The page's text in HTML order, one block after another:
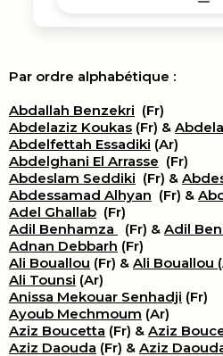
Par ordre alphabétique :
Abdallah Benzekri (Fr)
Abdelaziz Koukas (Fr) &
Abdelfettah Essadiki (Ar)
Abdelghani El Arrasse (Fr)
Abdeslam Seddiki (Fr) &
Abdessamad Alhyan (Fr) &
Adel Ghallab (Fr)
Adil Benhamza
(Fr) & Adil
Adnan Debbarh (Fr)
Ali Bouallou (Fr) & Ali Bouallou
Ali Tounsi (Ar)
Anissa Mekouar Senhadji (Fr)
Ayoub Mechmoum (Ar)
Aziz Boucetta (Fr) & Aziz
Aziz Daouda (Fr) & Aziz